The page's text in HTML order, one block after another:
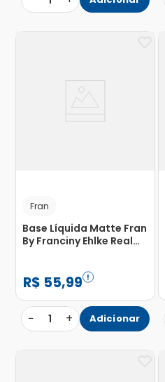
Fran
Base Líquida Matte Fran
By Franciny Ehlke Real
R$ 55,99
− 1 + Adicionar